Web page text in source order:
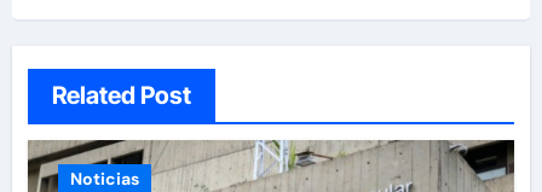
Related Post
Noticias